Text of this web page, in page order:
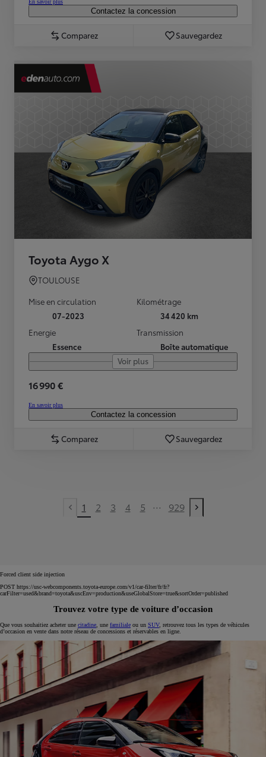
En savoir plus
Contactez la concession
Comparez Sauvegardez
Toyota Aygo X
TOULOUSE
Mise en circulation
07-2023
Kilométrage
34 420 km
Energie
Essence
Transmission
Boîte automatique
Voir plus
16 990 €
En savoir plus
Contactez la concession
Comparez Sauvegardez
Previous page
1 2 3 4 5 ... 929
Next page
Forced client side injection
POST https://usc-webcomponents.toyota-europe.com/v1/car-filter/fr/fr?
carFilter=used&brand=toyota&uscEnv=production&useGlobalStore=true&sortOrder=published
Trouvez votre type de voiture d’occasion
Que vous souhaitiez acheter une citadine , une familiale ou un SUV, retrouvez tous les types de véhicules
d’occasion en vente dans notre réseau de concessions et réservables en ligne.